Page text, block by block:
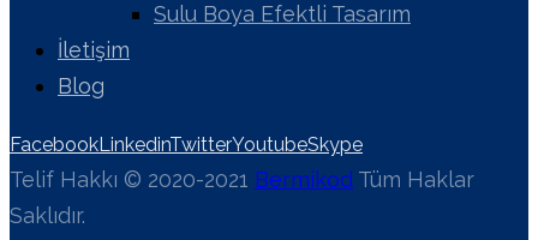
Sulu Boya Efektli Tasarım
İletişim
Blog
FacebookLinkedinTwitterYoutubeSkype
Telif Hakkı © 2020-2021 Bermikod Tüm Haklar
Saklıdır.